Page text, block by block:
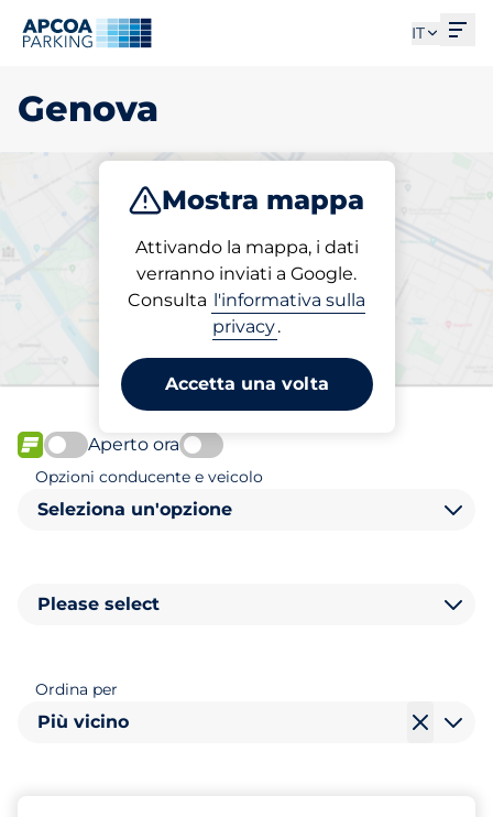
IT
Genova
Mostra mappa
Attivando la mappa, i dati
verranno inviati a Google.
Consulta l'informativa sulla
privacy.
Accetta una volta
Parcheggio Abbonamenti
Scegli il tuo posto auto
riservato a Genova
FLOW disponibile
Aperto ora
Opzioni conducente e veicolo
Seleziona un'opzione
Please select
Ordina per
Più vicino